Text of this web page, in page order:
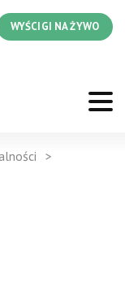
WYŚCIGI NA ŻYWO